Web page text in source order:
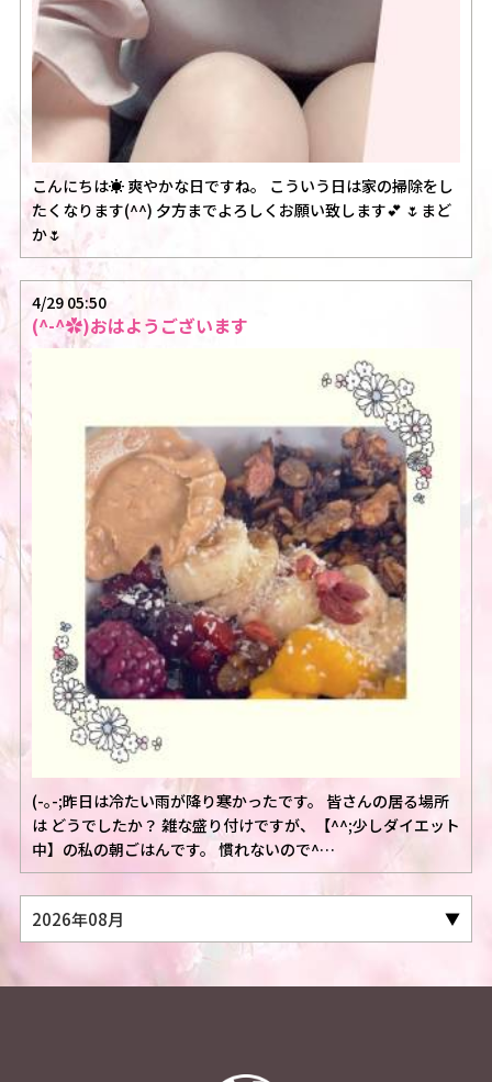
こんにちは☀️ 爽やかな日ですね。 こういう日は家の掃除をし
たくなります(^^) 夕方までよろしくお願い致します💕 🌷まど
か🌷
4/29 05:50
(^-^✿︎)おはようございます
(-｡-;昨日は冷たい雨が降り寒かったです。 皆さんの居る場所
は どうでしたか？ 雑な盛り付けですが、【^^;少しダイエット
中】の私の朝ごはんです。 慣れないので^…